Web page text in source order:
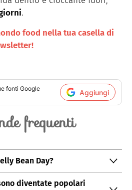
.
food nella tua casella di
fonti Google
Aggiungi
frequenti
Bean Day?
il 22 aprile di ogni anno.
diventate popolari